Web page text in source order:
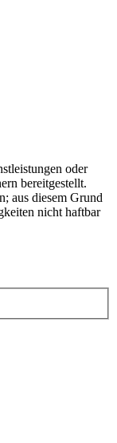
oder
bereitgestellt.
aus diesem Grund
nicht haftbar